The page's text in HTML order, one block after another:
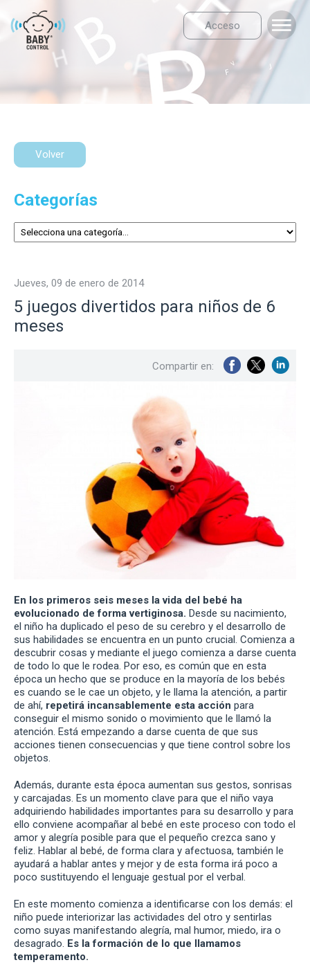
Acceso
Volver
Categorías
jueves, 09 de enero de 2014
5 juegos divertidos para niños de 6
meses
Compartir en:
En los primeros seis meses la vida del bebé ha
evolucionado de forma vertiginosa. Desde su nacimiento,
el niño ha duplicado el peso de su cerebro y el desarrollo de
sus habilidades se encuentra en un punto crucial. Comienza a
descubrir cosas y mediante el juego comienza a darse cuenta
de todo lo que le rodea. Por eso, es común que en esta
época un hecho que se produce en la mayoría de los bebés
es cuando se le cae un objeto, y le llama la atención, a partir
de ahí, repetirá incansablemente esta acción para
conseguir el mismo sonido o movimiento que le llamó la
atención. Está empezando a darse cuenta de que sus
acciones tienen consecuencias y que tiene control sobre los
objetos.
Además, durante esta época aumentan sus gestos, sonrisas
y carcajadas. Es un momento clave para que el niño vaya
adquiriendo habilidades importantes para su desarrollo y para
ello conviene acompañar al bebé en este proceso con todo el
amor y alegría posible para que el pequeño crezca sano y
feliz. Hablar al bebé, de forma clara y afectuosa, también le
ayudará a hablar antes y mejor y de esta forma irá poco a
poco sustituyendo el lenguaje gestual por el verbal.
En este momento comienza a identificarse con los demás: el
niño puede interiorizar las actividades del otro y sentirlas
como suyas manifestando alegría, mal humor, miedo, ira o
desagrado. Es la formación de lo que llamamos
temperamento.